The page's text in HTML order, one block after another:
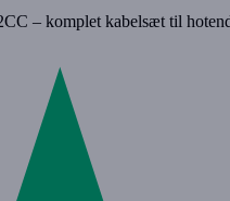
– komplet kabelsæt til